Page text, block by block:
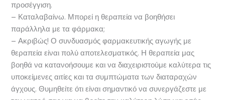
προσέγγιση.
– Καταλαβαίνω. Μπορεί η θεραπεία να βοηθήσει
παράλληλα με τα φάρμακα;
– Ακριβώς! Ο συνδυασμός φαρμακευτικής αγωγής με
θεραπεία είναι πολύ αποτελεσματικός. Η θεραπεία μας
βοηθά να κατανοήσουμε και να διαχειριστούμε καλύτερα τις
υποκείμενες αιτίες και τα συμπτώματα των διαταραχών
άγχους. Θυμηθείτε ότι είναι σημαντικό να συνεργάζεστε με